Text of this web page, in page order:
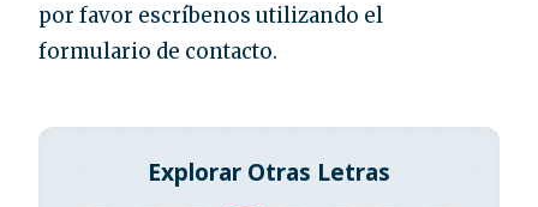
por favor escríbenos utilizando el
formulario de contacto.
Explorar Otras Letras